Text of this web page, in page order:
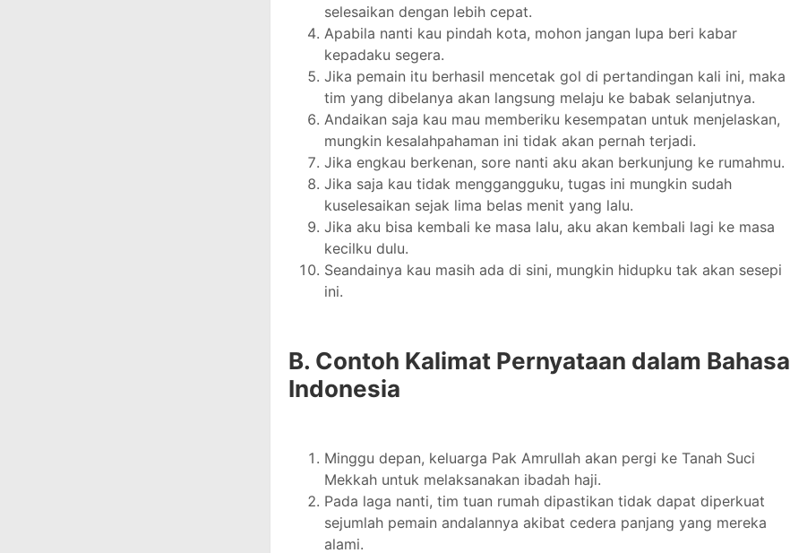
selesaikan dengan lebih cepat.
Apabila nanti kau pindah kota, mohon jangan lupa beri kabar
kepadaku segera.
Jika pemain itu berhasil mencetak gol di pertandingan kali ini, maka
tim yang dibelanya akan langsung melaju ke babak selanjutnya.
Andaikan saja kau mau memberiku kesempatan untuk menjelaskan,
mungkin kesalahpahaman ini tidak akan pernah terjadi.
Jika engkau berkenan, sore nanti aku akan berkunjung ke rumahmu.
Jika saja kau tidak menggangguku, tugas ini mungkin sudah
kuselesaikan sejak lima belas menit yang lalu.
Jika aku bisa kembali ke masa lalu, aku akan kembali lagi ke masa
kecilku dulu.
Seandainya kau masih ada di sini, mungkin hidupku tak akan sesepi
ini.
B. Contoh Kalimat Pernyataan dalam Bahasa
Indonesia
Minggu depan, keluarga Pak Amrullah akan pergi ke Tanah Suci
Mekkah untuk melaksanakan ibadah haji.
Pada laga nanti, tim tuan rumah dipastikan tidak dapat diperkuat
sejumlah pemain andalannya akibat cedera panjang yang mereka
alami.